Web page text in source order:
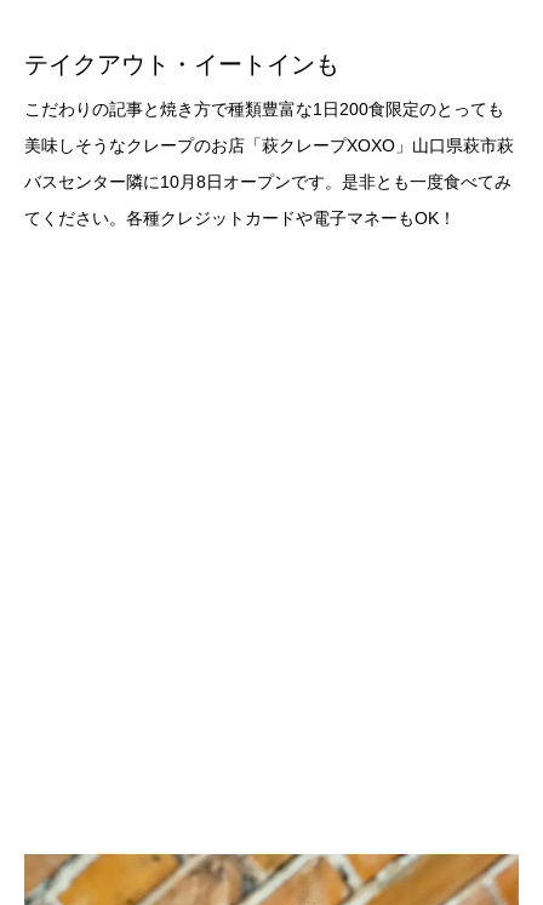
テイクアウト・イートインも
こだわりの記事と焼き方で種類豊富な1日200食限定のとっても
美味しそうなクレープのお店「萩クレープXOXO」山口県萩市萩
バスセンター隣に10月8日オープンです。是非とも一度食べてみ
てください。各種クレジットカードや電子マネーもOK！